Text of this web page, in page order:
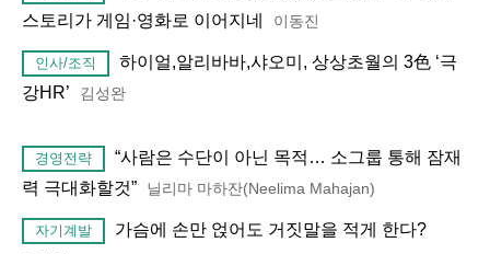
스토리가 게임·영화로 이어지네
이동진
인사/조직
하이얼,알리바바,샤오미, 상상초월의 3色 ‘극
강HR’
김성완
경영전략
“사람은 수단이 아닌 목적… 소그룹 통해 잠재
력 극대화할것”
닐리마 마하잔(Neelima Mahajan)
자기계발 가슴에 손만 얹어도 거짓말을 적게 한다?